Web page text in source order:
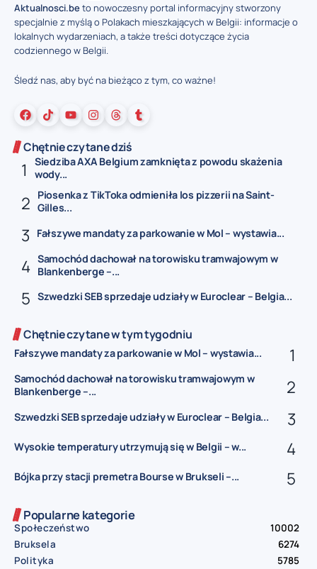
Aktualnosci.beto nowoczesny portal informacyjny stworzony
specjalnie z myślą o Polakach mieszkających w Belgii: informacje o
lokalnych wydarzeniach, a także treści dotyczące życia
codziennego w Belgii.
Śledź nas, aby być na bieżąco z tym, co ważne!
Chętnie czytane dziś
Siedziba AXA Belgium zamknięta z powodu skażenia
wody...
Piosenka z TikToka odmieniła los pizzerii na Saint-
Gilles...
Fałszywe mandaty za parkowanie w Mol – wystawia...
Samochód dachował na torowisku tramwajowym w
Blankenberge –...
Szwedzki SEB sprzedaje udziały w Euroclear – Belgia...
Chętnie czytane w tym tygodniu
Fałszywe mandaty za parkowanie w Mol – wystawia...
Samochód dachował na torowisku tramwajowym w
Blankenberge –...
Szwedzki SEB sprzedaje udziały w Euroclear – Belgia...
Wysokie temperatury utrzymują się w Belgii – w...
Bójka przy stacji premetra Bourse w Brukseli –...
Popularne kategorie
Społeczeństwo
10002
Bruksela
6274
Polityka
5785